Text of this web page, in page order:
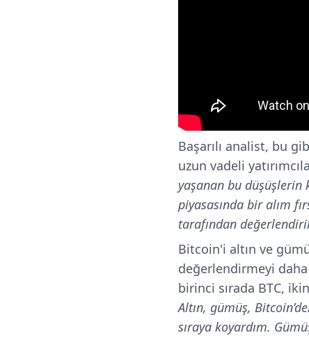
Başarılı analist, bu
uzun vadeli
yaşanan bu düşüşlerin
piyasasında bir alım
tarafından
Bitcoin'i altın ve
değerlendirmeyi
birinci sırada BTC,
Altın, gümüş,
sıraya koyardım.